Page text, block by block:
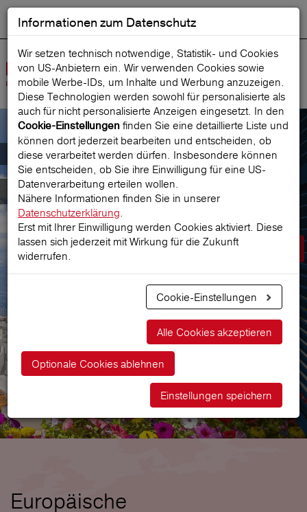
Suche starten
Der österreichische Marktführer für
Reiseversicherungen
Prämie berechnen
Europäische
Informationen zum Datenschutz
Wir setzen technisch notwendige, Statistik- und Cookies
von US-Anbietern ein. Wir verwenden Cookies sowie
mobile Werbe‑IDs, um Inhalte und Werbung anzuzeigen.
Diese Technologien werden sowohl für personalisierte als
auch für nicht personalisierte Anzeigen eingesetzt. In den
Cookie-Einstellungen finden Sie eine detaillierte Liste und
können dort jederzeit bearbeiten und entscheiden, ob
diese verarbeitet werden dürfen. Insbesondere können
Sie entscheiden, ob Sie ihre Einwilligung für eine US-
Datenverarbeitung erteilen wollen.
Nähere Informationen finden Sie in unserer
Datenschutzerklärung.
Erst mit Ihrer Einwilligung werden Cookies aktiviert. Diese
lassen sich jederzeit mit Wirkung für die Zukunft
widerrufen.
Cookie-Einstellungen
Alle Cookies akzeptieren
Optionale Cookies ablehnen
Einstellungen speichern